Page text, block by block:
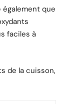
que
faciles à
de la cuisson,